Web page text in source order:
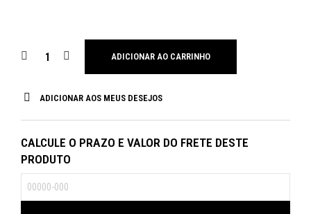
ADICIONAR AO CARRINHO
ADICIONAR AOS MEUS DESEJOS
CALCULE O PRAZO E VALOR DO FRETE DESTE
PRODUTO